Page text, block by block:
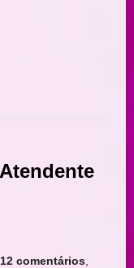
12 comentários